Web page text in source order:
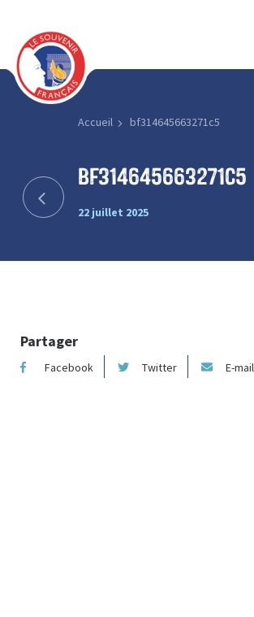
Accueil bf314645663271c5
bf314645663271c5
22 juillet 2025
Partager
Facebook Twitter E-mail